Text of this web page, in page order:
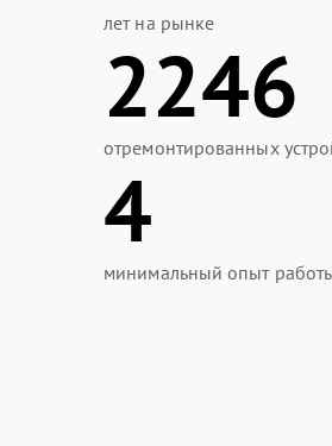
лет на рынке
2246
отремонтированных
4
минимальный опыт